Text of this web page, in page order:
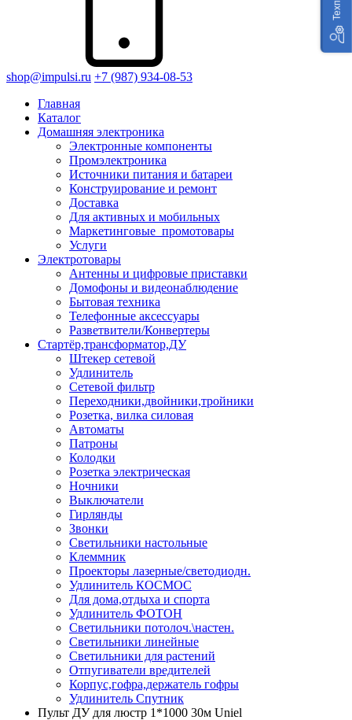
shop@impulsi.ru +7 (987) 934-08-53
Главная
Каталог
Домашняя электроника
Электронные компоненты
Промэлектроника
Источники питания и батареи
Конструирование и ремонт
Доставка
Для активных и мобильных
Маркетинговые_промотовары
Услуги
Электротовары
Антенны и цифровые приставки
Домофоны и видеонаблюдение
Бытовая техника
Телефонные аксессуары
Разветвители/Конвертеры
Стартёр,трансформатор,ДУ
Штекер сетевой
Удлинитель
Сетевой фильтр
Переходники,двойники,тройники
Розетка, вилка силовая
Автоматы
Патроны
Колодки
Розетка электрическая
Ночники
Выключатели
Гирлянды
Звонки
Светильники настольные
Клеммник
Проекторы лазерные/светодиодн.
Удлинитель КОСМОС
Для дома,отдыха и спорта
Удлинитель ФОТОН
Светильники потолоч.\настен.
Светильники линейные
Светильники для растений
Отпугиватели вредителей
Корпус,гофра,держатель гофры
Удлинитель Спутник
Пульт ДУ для люстр 1*1000 30м Uniel